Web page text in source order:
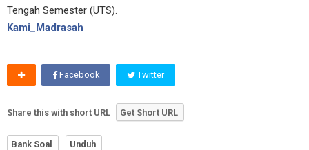
Tengah Semester (UTS).
Kami_Madrasah
Facebook Twitter
Share this with short URL Get Short URL
Bank Soal Unduh